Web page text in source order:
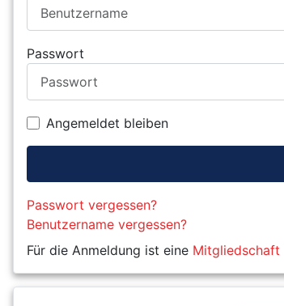
Passwort
Angemeldet bleiben
Passwort vergessen?
Benutzername vergessen?
Für die Anmeldung ist eine Mitgliedschaft